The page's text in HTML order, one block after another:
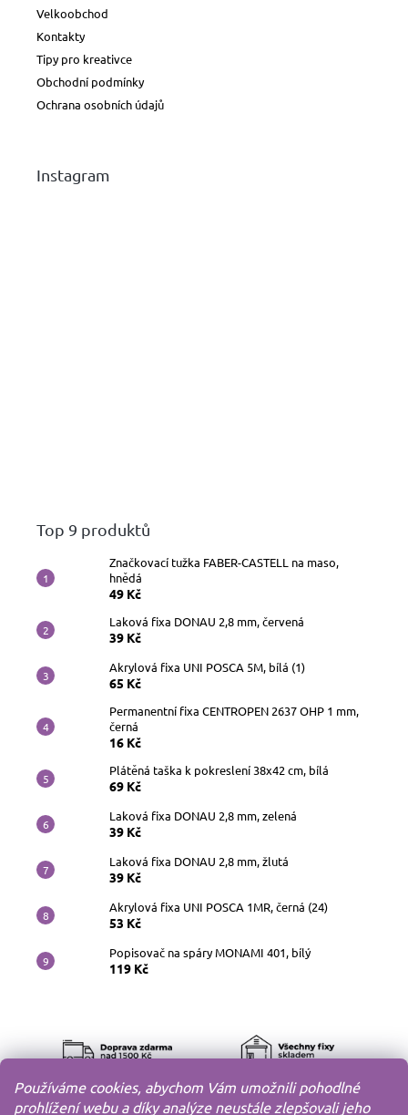
Používáme cookies, abychom Vám umožnili pohodlné
prohlížení webu a díky analýze neustále zlepšovali jeho
Velkoobchod
Kontakty
Tipy pro kreativce
Obchodní podmínky
Ochrana osobních údajů
Instagram
Top 9 produktů
Značkovací tužka FABER-CASTELL na maso,
hnědá
49 Kč
Laková fixa DONAU 2,8 mm, červená
39 Kč
Akrylová fixa UNI POSCA 5M, bílá (1)
65 Kč
Permanentní fixa CENTROPEN 2637 OHP 1 mm,
černá
16 Kč
Plátěná taška k pokreslení 38x42 cm, bílá
69 Kč
Laková fixa DONAU 2,8 mm, zelená
39 Kč
Laková fixa DONAU 2,8 mm, žlutá
39 Kč
Akrylová fixa UNI POSCA 1MR, černá (24)
53 Kč
Popisovač na spáry MONAMI 401, bílý
119 Kč